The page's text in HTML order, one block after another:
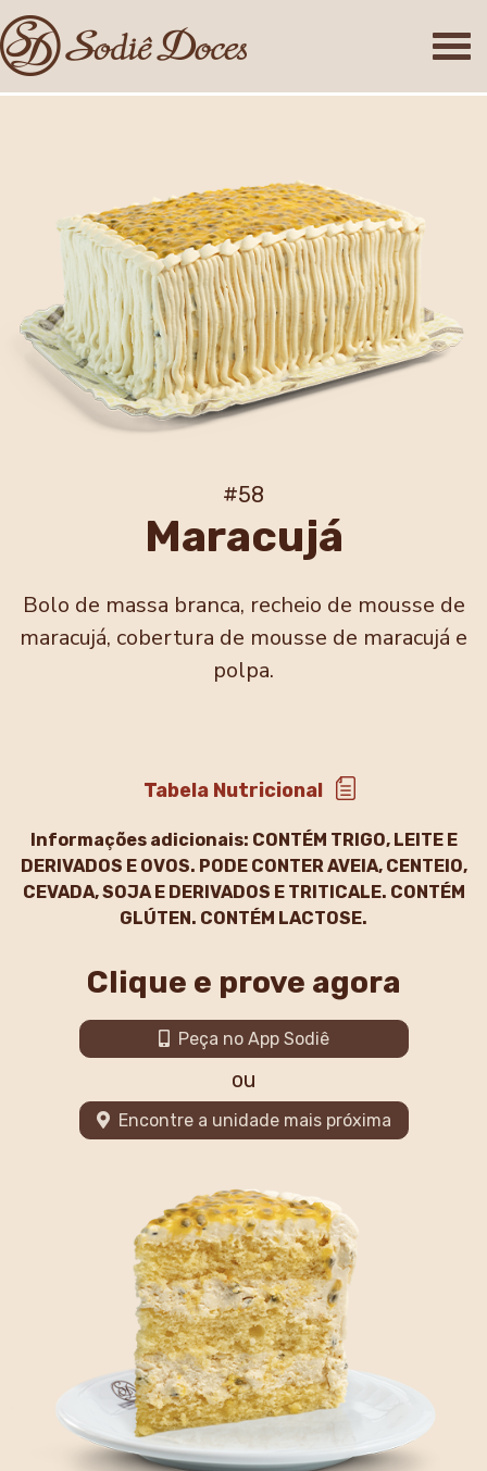
#58
Maracujá
Bolo de massa branca, recheio de mousse de
maracujá, cobertura de mousse de maracujá e
polpa.
Tabela Nutricional
Informações adicionais: CONTÉM TRIGO, LEITE E
DERIVADOS E OVOS. PODE CONTER AVEIA, CENTEIO,
CEVADA, SOJA E DERIVADOS E TRITICALE. CONTÉM
GLÚTEN. CONTÉM LACTOSE.
Clique e prove agora
Peça no App Sodiê
ou
Encontre a unidade mais próxima